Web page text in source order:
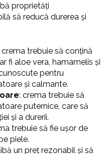
proprietăți
să reducă durerea și
crema trebuie să conțină
fi aloe vera, hamamelis și
pentru
și calmante.
: crema trebuie să
puternice, care să
și a durerii.
trebuie să fie ușor de
piele.
un preț rezonabil și să